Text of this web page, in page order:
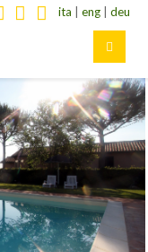
ita eng deu